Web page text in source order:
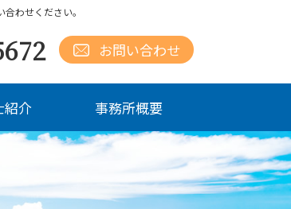
わせください。
お問い合わせ
紹介 事務所概要